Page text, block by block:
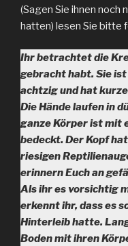
(Sagen Sie ihnen noch
hatten) lesen Sie bitte
Ihr betrachtet die
gebracht habt. Sie
achtzig und hat
Die Hände laufen in
ganze Körper ist mit
bedeckt. Der Kopf
riesigen
erinnern Euch an
Als ihr es vorsichtig
erkennt ihr, dass es
Hinterleib hatte.
Boden mit ihren